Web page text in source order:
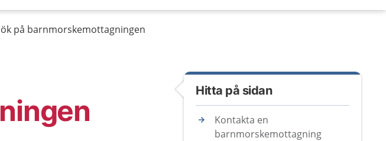
på barnmorskemottagningen
Hitta på sidan
Kontakta en
barnmorskemottagning